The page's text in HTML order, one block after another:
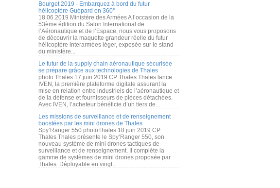
Bourget 2019 - Embarquez à bord du futur
hélicoptère Guépard en 360°
18.06.2019 Ministère des Armées A l’occasion de la
53ème édition du Salon International de
l’Aéronautique et de l’Espace, nous vous proposons
de découvrir la maquette grandeur réelle du futur
hélicoptère interarmées léger, exposée sur le stand
du ministère...
Le futur de la supply chain aéronautique sécurisée
se prépare grâce aux technologies de Thales
photo Thales 17 juin 2019 CP Thales Thales lance
IVEN, la première plateforme digitale assurant la
mise en relation entre industriels de l’aéronautique et
de la défense et fournisseurs de pièces détachées.
Avec IVEN, l’acheteur bénéficie d’un tiers de...
Les missions de surveillance et de renseignement
boostées par les mini drones de Thales
Spy’Ranger 550 photoThales 18 juin 2019 CP
Thales Thales présente le Spy’Ranger 550, son
nouveau système de mini drones tactiques de
surveillance et de renseignement. Il complète la
gamme de systèmes de mini drones proposée par
Thales. Déployable en vingt...